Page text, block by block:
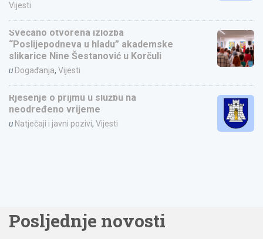
Vijesti
Svečano otvorena izložba
“Poslijepodneva u hladu” akademske
slikarice Nine Šestanović u Korčuli
u Događanja, Vijesti
Rješenje o prijmu u službu na
neodređeno vrijeme
u Natječaji i javni pozivi, Vijesti
Posljednje novosti